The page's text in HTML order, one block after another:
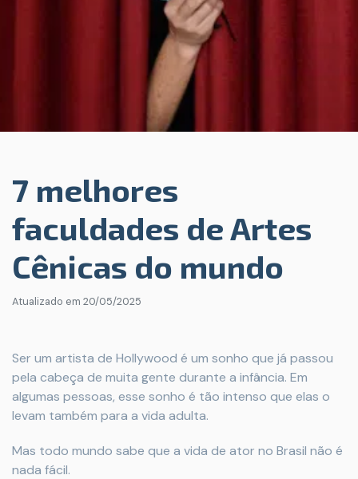
7 melhores
faculdades de Artes
Cênicas do mundo
Atualizado em 20/05/2025
Ser um artista de Hollywood é um sonho que já passou
pela cabeça de muita gente durante a infância. Em
algumas pessoas, esse sonho é tão intenso que elas o
levam também para a vida adulta.
Mas todo mundo sabe que a vida de ator no Brasil não é
nada fácil.